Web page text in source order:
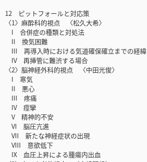
12 ピットフォールと対応策
〈1〉麻酔科的視点 〈松久大希〉
I 合併症の種類と対処法
II 換気困難
III 再導入時における気道確保確立までの経緯
IV 再挿管に難渋する場合
〈2〉脳神経外科的視点 〈中田光俊〉
I 寒気
II 悪心
III 疼痛
IV 痙攣
V 精神的不安
VI 脳圧亢進
VII 新たな神経症状の出現
VIII 意欲低下
IX 血圧上昇による腫瘍内出血